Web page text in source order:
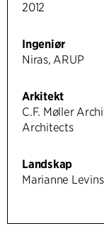
2012
Ingeniør
Niras, ARUP
Arkitekt
C.F. Møller
Architects
Landskap
Marianne